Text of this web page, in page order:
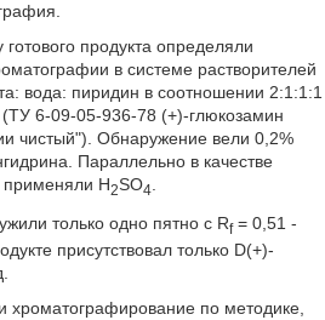
продукта определяли
в системе растворителей
вода: пиридин в соотношении 2:1:1:1
6-09-05-936-78 (+)-глюкозамин
чистый"). Обнаружение вели 0,2%
Параллельно в качестве
H2SO4.
только одно пятно с Rf= 0,51 -
присутствовал только D(+)-
хроматографирование по методике,